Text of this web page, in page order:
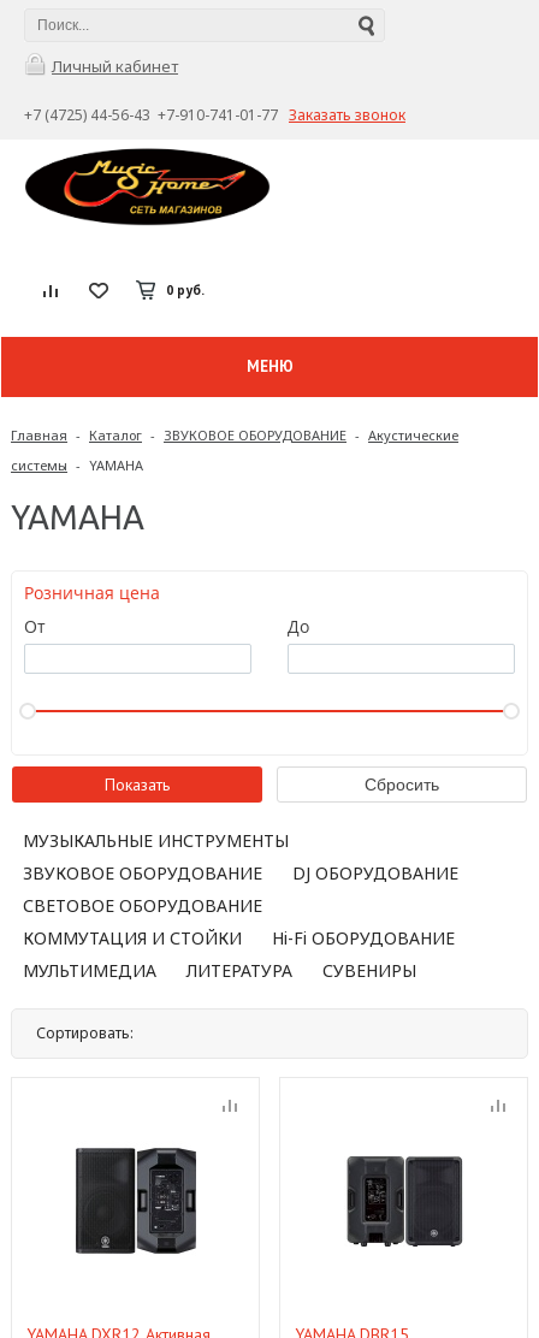
Личный кабинет
+7 (4725) 44-56-43 +7-910-741-01-77 Заказать звонок
0 руб.
МЕНЮ
Главная - Каталог - ЗВУКОВОЕ ОБОРУДОВАНИЕ - Акустические
системы - YAMAHA
YAMAHA
Розничная цена
От
До
МУЗЫКАЛЬНЫЕ ИНСТРУМЕНТЫ
ЗВУКОВОЕ ОБОРУДОВАНИЕ
DJ ОБОРУДОВАНИЕ
СВЕТОВОЕ ОБОРУДОВАНИЕ
КОММУТАЦИЯ И СТОЙКИ
Hi-Fi ОБОРУДОВАНИЕ
МУЛЬТИМЕДИА
ЛИТЕРАТУРА СУВЕНИРЫ
Сортировать: